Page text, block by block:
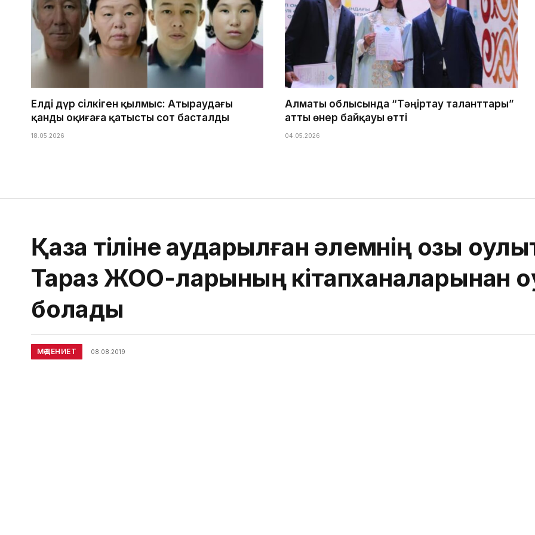
Елді дүр сілкіген қылмыс: Атыраудағы
қанды оқиғаға қатысты сот басталды
18.05.2026
Алматы облысында “Тәңіртау таланттары”
атты өнер байқауы өтті
04.05.2026
Қазақ тіліне аударылған әлемнің озық
Тараз ЖОО-ларының кітапханаларынан
болады
МӘДЕНИЕТ 08.08.2019